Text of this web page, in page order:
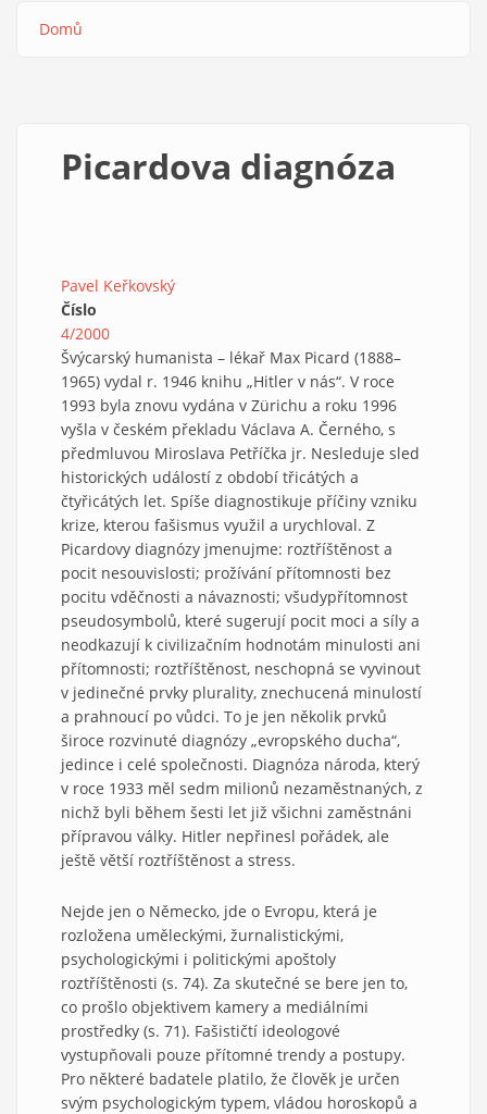
Domů
Picardova diagnóza
Pavel Keřkovský
Číslo
4/2000
Švýcarský humanista – lékař Max Picard (1888–
1965) vydal r. 1946 knihu „Hitler v nás“. V roce
1993 byla znovu vydána v Zürichu a roku 1996
vyšla v českém překladu Václava A. Černého, s
předmluvou Miroslava Petříčka jr. Nesleduje sled
historických událostí z období třicátých a
čtyřicátých let. Spíše diagnostikuje příčiny vzniku
krize, kterou fašismus využil a urychloval. Z
Picardovy diagnózy jmenujme: roztříštěnost a
pocit nesouvislosti; prožívání přítomnosti bez
pocitu vděčnosti a návaznosti; všudypřítomnost
pseudosymbolů, které sugerují pocit moci a síly a
neodkazují k civilizačním hodnotám minulosti ani
přítomnosti; roztříštěnost, neschopná se vyvinout
v jedinečné prvky plurality, znechucená minulostí
a prahnoucí po vůdci. To je jen několik prvků
široce rozvinuté diagnózy „evropského ducha“,
jedince i celé společnosti. Diagnóza národa, který
v roce 1933 měl sedm milionů nezaměstnaných, z
nichž byli během šesti let již všichni zaměstnáni
přípravou války. Hitler nepřinesl pořádek, ale
ještě větší roztříštěnost a stress.
Nejde jen o Německo, jde o Evropu, která je
rozložena uměleckými, žurnalistickými,
psychologickými i politickými apoštoly
roztříštěnosti (s. 74). Za skutečné se bere jen to,
co prošlo objektivem kamery a mediálními
prostředky (s. 71). Fašističtí ideologové
vystupňovali pouze přítomné trendy a postupy.
Pro některé badatele platilo, že člověk je určen
svým psychologickým typem, vládou horoskopů a